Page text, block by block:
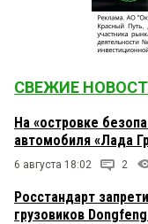
СВЕЖИЕ
На «островке
автомобиля «Лада
6 августа 18:02 2
Росстандарт
грузовиков